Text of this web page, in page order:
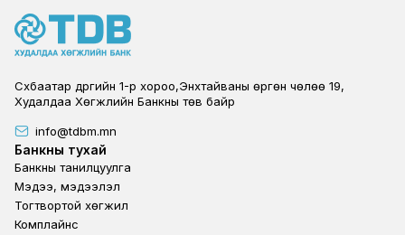
Сүхбаатар дүүргийн 1-р хороо,Энхтайваны өргөн чөлөө 19,
Худалдаа Хөгжлийн Банкны төв байр
info@tdbm.mn
Footer
Банкны тухай
Банкны танилцуулга
Мэдээ, мэдээлэл
Тогтвортой хөгжил
Комплайнс